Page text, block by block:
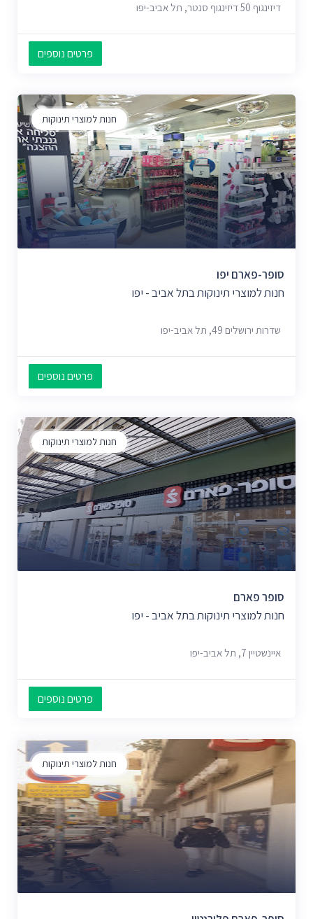
דיזינגוף 50 דיזינגוף סנטר, תל אביב-יפו
פרטים נוספים
חנות למוצרי תינוקות
סופר-פארם יפו
חנות למוצרי תינוקות בתל אביב - יפו
שדרות ירושלים 49, תל אביב-יפו
פרטים נוספים
חנות למוצרי תינוקות
סופר פארם
חנות למוצרי תינוקות בתל אביב - יפו
איינשטיין 7, תל אביב-יפו
פרטים נוספים
חנות למוצרי תינוקות